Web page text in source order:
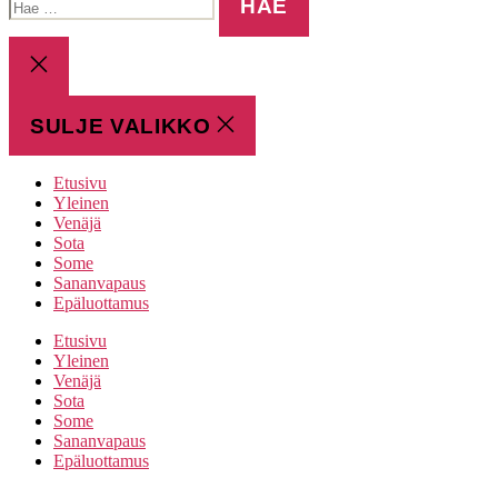
SULJE
HAKU
SULJE VALIKKO
Etusivu
Yleinen
Venäjä
Sota
Some
Sananvapaus
Epäluottamus
Etusivu
Yleinen
Venäjä
Sota
Some
Sananvapaus
Epäluottamus